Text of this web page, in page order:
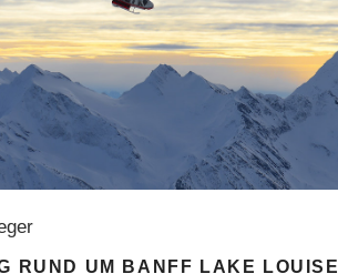
RUND UM BANFF LAKE LOUISE